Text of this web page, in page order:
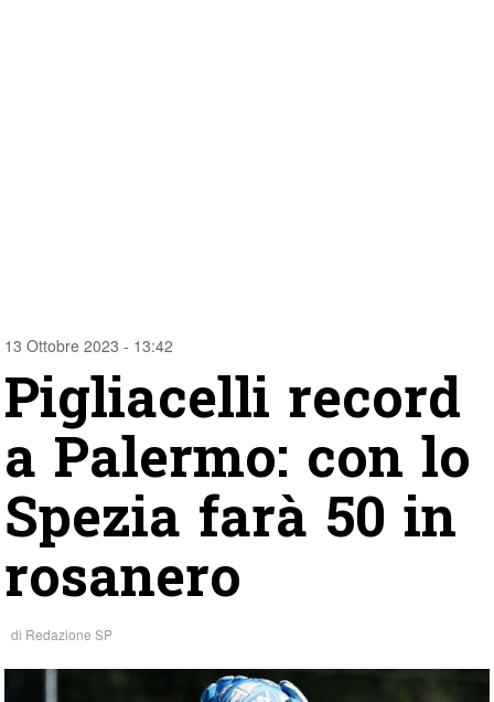
13 Ottobre 2023 - 13:42
Pigliacelli record
a Palermo: con lo
Spezia farà 50 in
rosanero
di Redazione SP